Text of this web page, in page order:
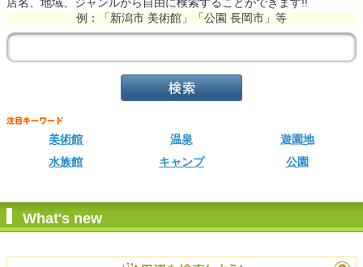
例：「新潟市 美術館」「公園 長岡市」等
美術館 温泉
遊園地
水族館
キャンプ 公園
What's new